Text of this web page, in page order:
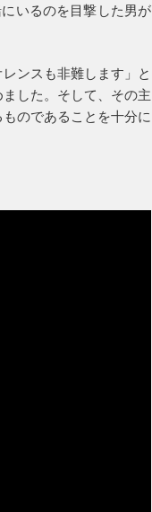
いるのを目撃した男が
ンスも非難します」と
した。そして、その主
のであることを十分に